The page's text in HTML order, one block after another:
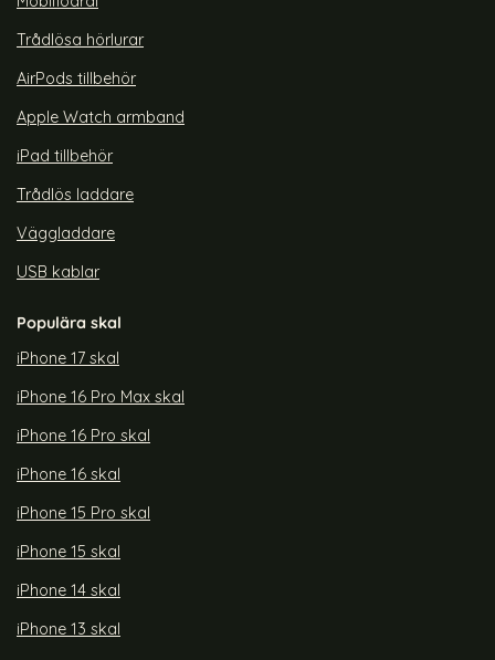
Trådlösa hörlurar
AirPods tillbehör
Apple Watch armband
iPad tillbehör
Trådlös laddare
Väggladdare
USB kablar
Populära skal
iPhone 17 skal
iPhone 16 Pro Max skal
iPhone 16 Pro skal
iPhone 16 skal
iPhone 15 Pro skal
iPhone 15 skal
iPhone 14 skal
iPhone 13 skal